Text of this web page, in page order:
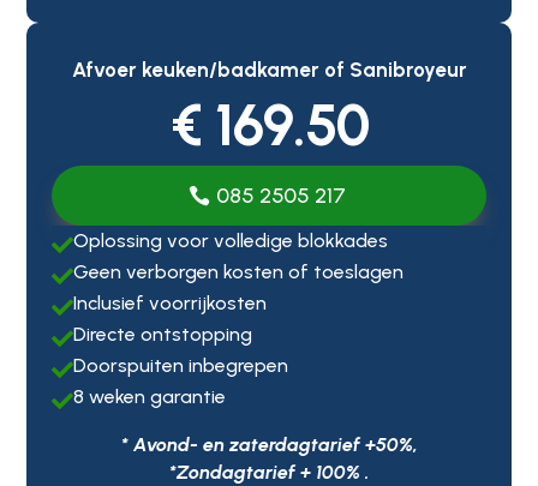
Afvoer keuken/badkamer of Sanibroyeur
€ 169.50
085 2505 217
Oplossing voor volledige blokkades
Geen verborgen kosten of toeslagen
Inclusief voorrijkosten
Directe ontstopping
Doorspuiten inbegrepen
8 weken garantie
* Avond- en zaterdagtarief +50%,
*Zondagtarief + 100% .